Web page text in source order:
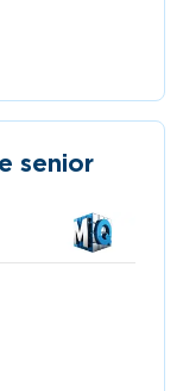
senior